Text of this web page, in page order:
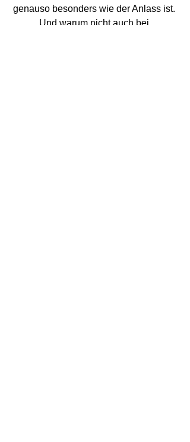
genauso besonders wie der Anlass ist.
Und warum nicht auch bei